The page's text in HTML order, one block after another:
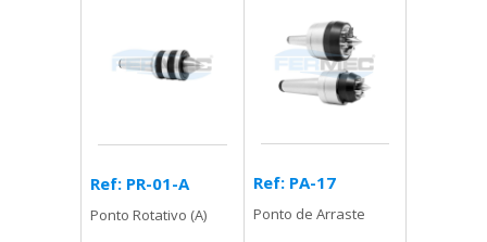
Ref: PR-01-A
Ponto Rotativo (A)
Ref: PA-17
Ponto de Arraste